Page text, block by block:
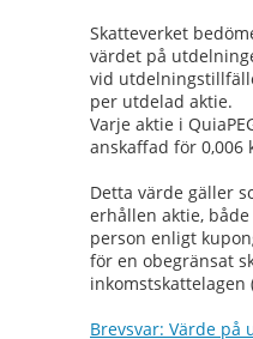
Skatteverket
värdet på
vid
per utdelad aktie.
Varje aktie i
anskaffad för 0,006
Detta värde gäller
erhållen aktie,
person enligt
för en obegränsat
inkomstskattelagen
Brevsvar: Värde på